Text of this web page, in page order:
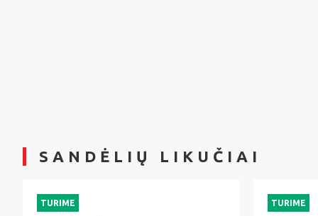
SANDĖLIŲ LIKUČIAI
TURIME TURIME